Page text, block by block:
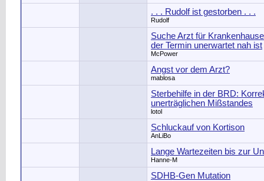
. . . Rudolf ist gestorben . . .
Rudolf
Suche Arzt für
der Termin unerwartet nah ist
McPower
Angst vor dem Arzt?
mablosa
Sterbehilfe in der BRD:
unerträglichen Mißstandes
lotol
Schluckauf von Kortison
AnLiBo
Lange Wartezeiten bis zur
Hanne-M
SDHB-Gen Mutation